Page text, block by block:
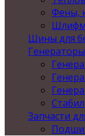
Фены,
Шины для
Генераторы
Запчасти